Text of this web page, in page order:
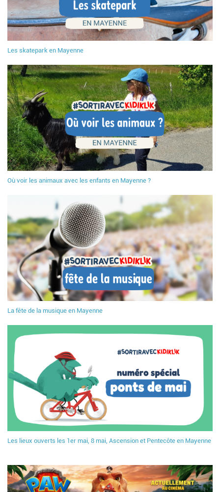
Les skatepark en Mayenne
Où voir les animaux avec les enfants en Mayenne ?
La fête de la musique en Mayenne
Les lieux ouverts les 1er mai, 8 mai, Ascension et Pentecôte en Mayenne